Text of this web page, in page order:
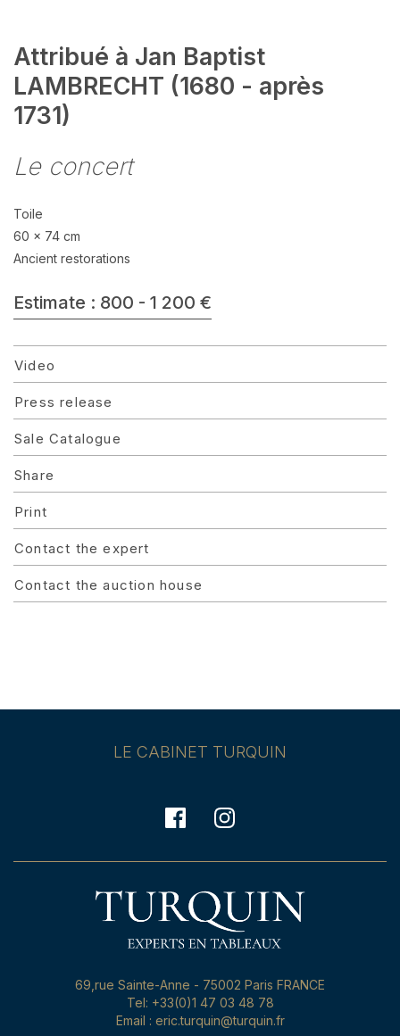
Attribué à Jan Baptist
LAMBRECHT (1680 - après
1731)
Le concert
Toile
60 x 74 cm
Ancient restorations
Estimate : 800 - 1 200 €
Video
Press release
Sale Catalogue
Share
Print
Contact the expert
Contact the auction house
LE CABINET TURQUIN
69,rue Sainte-Anne - 75002 Paris FRANCE
Tel: +33(0)1 47 03 48 78
Email : eric.turquin@turquin.fr